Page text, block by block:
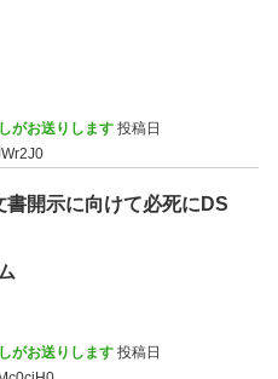
がお送りします 投稿日
開示に向けて必死にDS
がお送りします 投稿日